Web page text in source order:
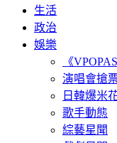
生活
政治
娛樂
《
演唱會搶
日韓爆米
歌手動態
綜藝星聞